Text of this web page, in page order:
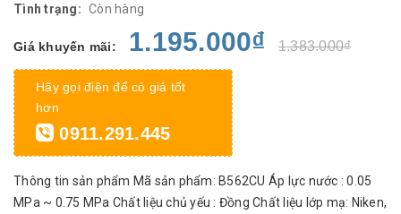
Tình trạng: Còn hàng
Giá khuyến mãi: 1.195.000₫ 1.383.000₫
Hãy gọi điện để có giá tốt
hơn
0911.291.445
Thông tin sản phẩm Mã sản phẩm: B562CU Áp lực nước : 0.05
MPa ~ 0.75 MPa Chất liệu chủ yếu : Đồng Chất liệu lớp mạ: Niken,